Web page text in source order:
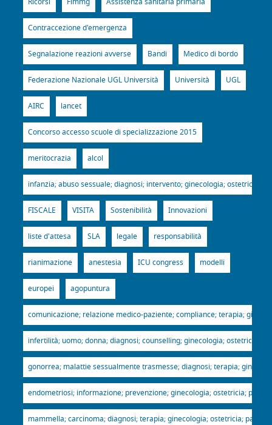
Ricorsi Fimmg Assistenza sanitaria primaria
Contraccezione d'emergenza
Segnalazione reazioni avverse Bandi Medico di bordo
Federazione Nazionale UGL Università Università UGL
AIRC lancet
Concorso accesso scuole di specializzazione 2015
meritocrazia alcol
infanzia; abuso sessuale; diagnosi; intervento; ginecologia; ostetricia;
FISCALE VISITA Sostenibilità Innovazioni
liste d'attesa SLA legale responsabilità
rianimazione anestesia ICU congress modelli
europei agopuntura
comunicazione; relazione medico-paziente; compliance; terapia;
infertilità; uomo; donna; diagnosi; counselling; ginecologia; ostetricia;
gonorrea; malattie sessualmente trasmesse; diagnosi; terapia;
endometriosi; informazione; prevenzione; ginecologia; ostetricia;
mammella; carcinoma; diagnosi; terapia; ginecologia; ostetricia;